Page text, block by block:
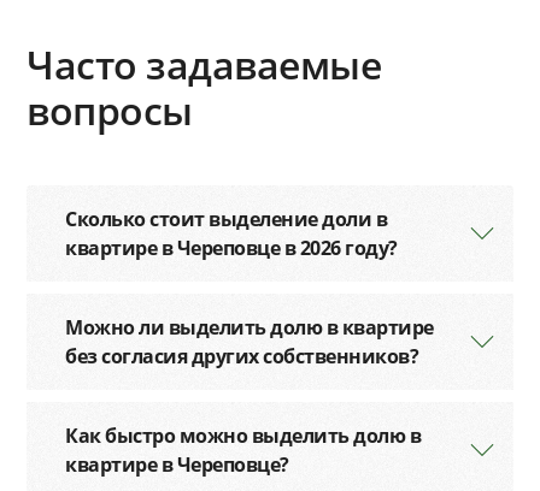
Часто задаваемые
вопросы
Сколько стоит выделение доли в
квартире в Череповце в 2026 году?
Можно ли выделить долю в квартире
без согласия других собственников?
Как быстро можно выделить долю в
квартире в Череповце?